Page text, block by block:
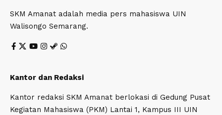
SKM Amanat adalah media pers mahasiswa UIN
Walisongo Semarang.
Kantor dan Redaksi
Kantor redaksi SKM Amanat berlokasi di Gedung Pusat
Kegiatan Mahasiswa (PKM) Lantai 1, Kampus III UIN